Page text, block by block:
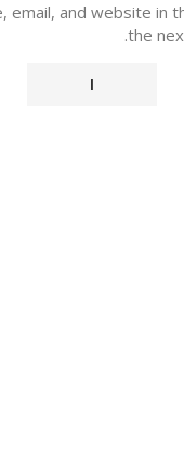
email, and website in
the